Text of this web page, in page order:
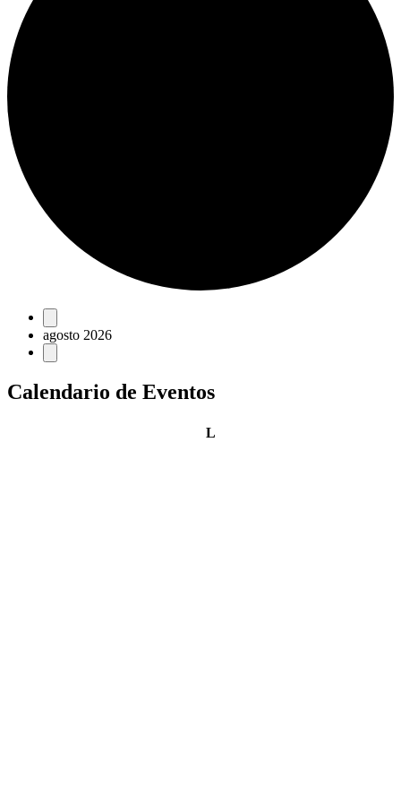
Eventos
agosto 2026
Calendario de Eventos
Llunes